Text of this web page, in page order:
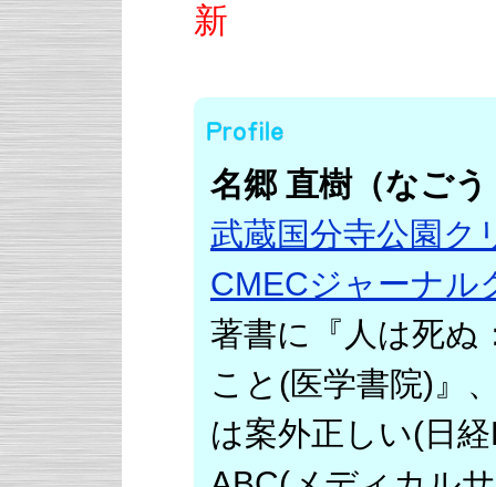
新
名郷 直樹（なご
武蔵国分寺公園ク
CMECジャーナル
著書に『人は死ぬ
こと(医学書院)』
は案外正しい(日